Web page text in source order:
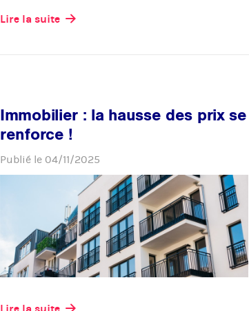
Lire la suite
Immobilier : la hausse des prix se
renforce !
Publié le 04/11/2025